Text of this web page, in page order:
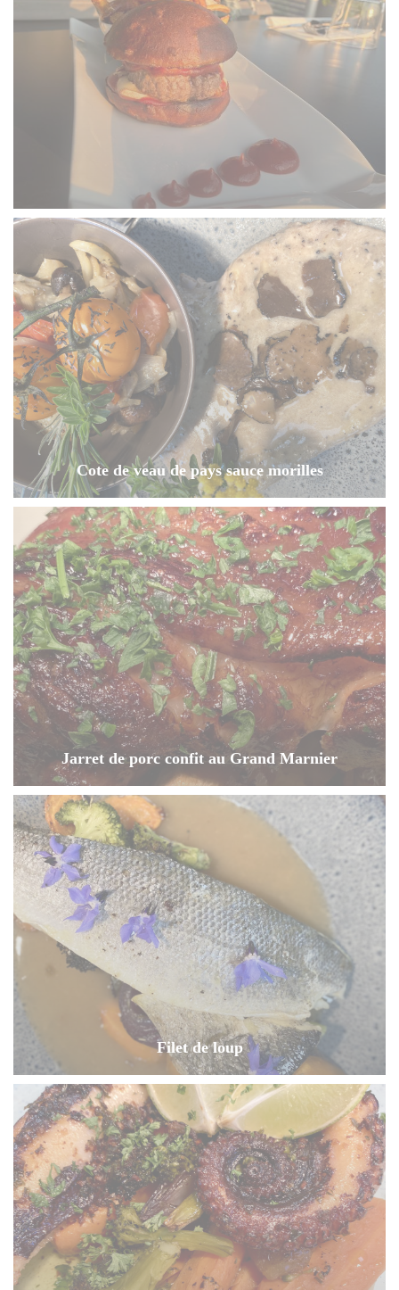
Cote de veau de pays sauce morilles
Jarret de porc confit au Grand Marnier
Filet de loup